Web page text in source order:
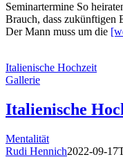
Seminartermine So
Brauch, dass zukünftigen
Der Mann muss um die
Italienische Hochzeit
Gallerie
Italienische
Mentalität
Rudi Hennich2022-09-